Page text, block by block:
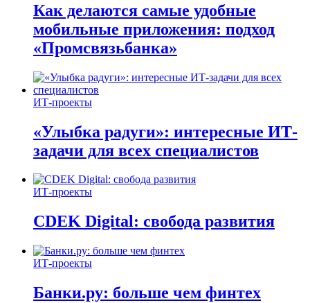
Как делаются самые удобные
мобильные приложения: подход
«Промсвязьбанка»
ИТ-проекты
«Улыбка радуги»: интересные ИТ-
задачи для всех специалистов
ИТ-проекты
CDEK Digital: свобода развития
ИТ-проекты
Банки.ру: больше чем финтех